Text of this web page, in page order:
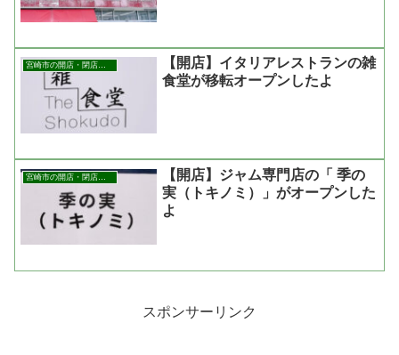
宮崎市の開店・閉店まとめ
【開店】イタリアレストランの雑
食堂が移転オープンしたよ
【開店】ジャム専門店の「 季の
実（トキノミ）」がオープンした
よ
スポンサーリンク